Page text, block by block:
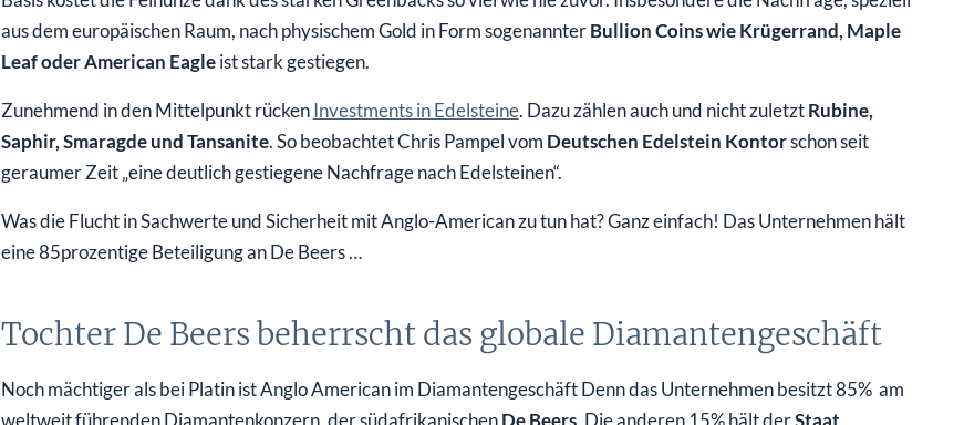
aus dem europäischen Raum, nach physischem Gold in Form sogenannter
Bulli
n Coins wie Krügerrand, Maple
Leaf oder American Eagle
ist stark gestiegen.
Zunehmend in den Mittelpunkt rücken Investments in Edelsteine . Dazu zählen auch und nicht zuletzt
Rubine,
Saphir, Smaragde und Tansanite
. So beobachtet Chris Pampel vom Deutschen Edelstein Kontor
schon seit
geraumer Zeit „eine deutlich gestiegene Nachfrage nach Edelsteinen“.
Was die Flucht in Sachwerte und Sicherheit mit Anglo-American zu tun hat? Ganz einfach! Das Unternehmen hält
eine 85prozentige Beteiligung an De Beers …
Tochter De Beers beherrscht das globale Diamantengeschäft
Noch mächtiger als bei Platin ist Anglo American im Diamantengeschäft Denn das Unternehmen besitzt 85% am
weltweit führenden Diamantenkonzern, der südafrikanischen
De Beers . Die anderen 15% hält der